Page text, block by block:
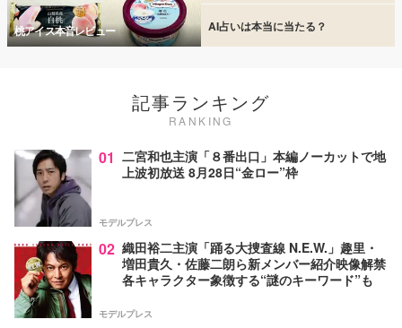
桃アイス本音レビュー AI占いは本当に当たる？
記事ランキング
RANKING
01 二宮和也主演「８番出口」本編ノーカットで地
上波初放送 8月28日“金ロー”枠
モデルプレス
02 織田裕二主演「踊る大捜査線 N.E.W.」趣里・
増田貴久・佐藤二朗ら新メンバー紹介映像解禁
各キャラクター象徴する“謎のキーワード”も
モデルプレス